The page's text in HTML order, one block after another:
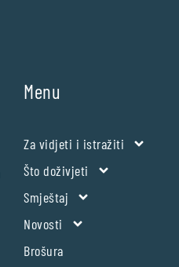
Menu
Za vidjeti i istražiti
Što doživjeti
Smještaj
Novosti
Brošura